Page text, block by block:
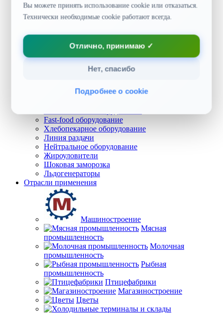
Холодильные шкафы
Кассовые боксы
Холодильные столы
Климатическое оборудование
Кондиционеры
Водонагреватели
Увлажнители воздуха
Тепловое оборудование
Оборудование для общепита
Fast-food оборудование
Хлебопекарное оборудование
Линия раздачи
Нейтральное оборудование
Жироуловители
Шоковая заморозка
Льдогенераторы
Отрасли применения
Машиностроение
Мясная
промышленность
Молочная
промышленность
Рыбная
промышленность
Птицефабрики
Магазиностроение
Цветы
Вы можете принять использование cookie или отказаться.
Технически необходимые cookie работают всегда.
Отлично, принимаю ✓
Нет, спасибо
Подробнее о cookie
📞 8 800 500-40-63